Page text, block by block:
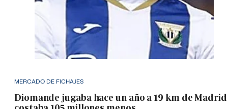
MERCADO DE FICHAJES
Diomande jugaba hace un año a 19 km de